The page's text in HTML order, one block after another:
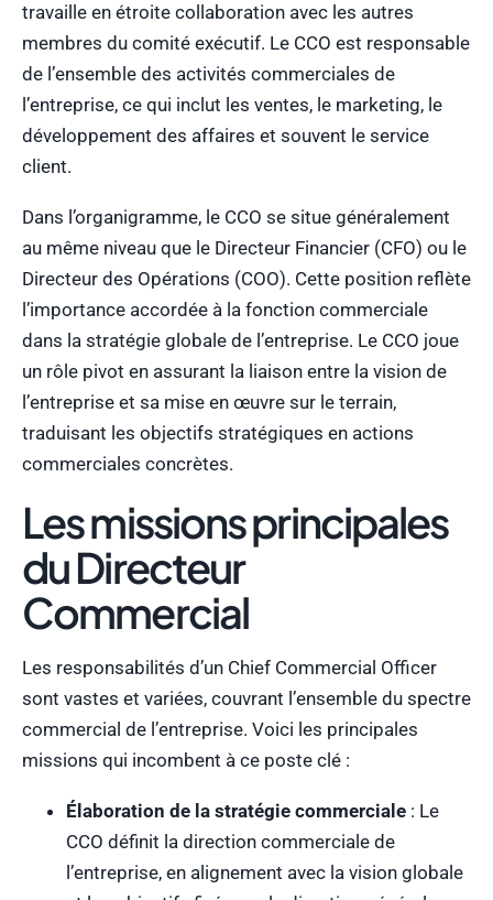
travaille en étroite collaboration avec les autres
membres du comité exécutif. Le CCO est responsable
de l’ensemble des activités commerciales de
l’entreprise, ce qui inclut les ventes, le marketing, le
développement des affaires et souvent le service
client.
Dans l’organigramme, le CCO se situe généralement
au même niveau que le Directeur Financier (CFO) ou le
Directeur des Opérations (COO). Cette position reflète
l’importance accordée à la fonction commerciale
dans la stratégie globale de l’entreprise. Le CCO joue
un rôle pivot en assurant la liaison entre la vision de
l’entreprise et sa mise en œuvre sur le terrain,
traduisant les objectifs stratégiques en actions
commerciales concrètes.
Les missions principales
du Directeur
Commercial
Les responsabilités d’un Chief Commercial Officer
sont vastes et variées, couvrant l’ensemble du spectre
commercial de l’entreprise. Voici les principales
missions qui incombent à ce poste clé :
Élaboration de la stratégie commerciale : Le
CCO définit la direction commerciale de
l’entreprise, en alignement avec la vision globale